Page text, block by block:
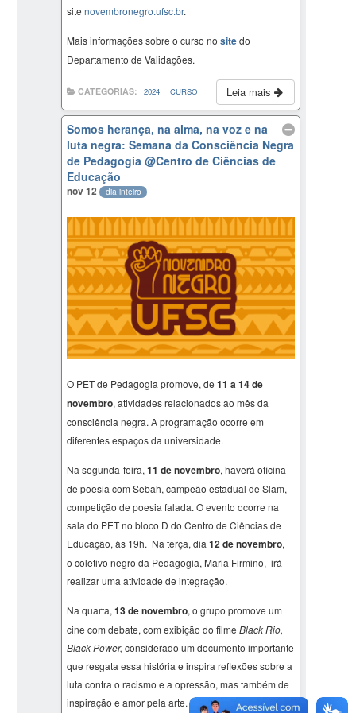
sitenovembronegro.ufsc.br.
Mais informações sobre o curso nositedo
Departamento de Validações.
Leia mais
CATEGORIAS: 2024 CURSO
Somos herança, na alma, na voz e na
luta negra: Semana da Consciência Negra
de Pedagogia@Centro de Ciências de
Educação
nov 12 dia inteiro
O PET de Pedagogia promove, de11 a 14 de
novembro, atividades relacionados ao mês da
consciência negra. A programação ocorre em
diferentes espaços da universidade.
Na segunda-feira, 11 de novembro, haverá oficina
de poesia com Sebah, campeão estadual de Slam,
competição de poesia falada. O evento ocorre na
sala do PET no bloco D do Centro de Ciências de
Educação, às 19h. Na terça, dia12 de novembro,
o coletivo negro da Pedagogia, Maria Firmino, irá
realizar uma atividade de integração.
Na quarta,13 de novembro, o grupo promove um
cine com debate, com exibição do filmeBlack Rio,
Black Power, considerado um documento importante
que resgata essa história e inspira reflexões sobre a
luta contra o racismo e a opressão, mas também de
inspiração e amor pela arte. A programação será